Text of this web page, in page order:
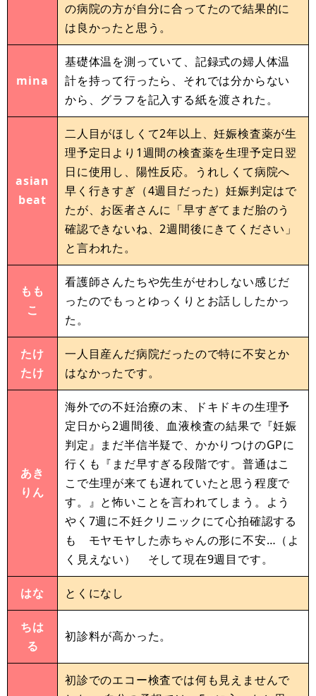
の病院の方が自分に合ってたので結果的に
は良かったと思う。
mina
基礎体温を測っていて、記録式の婦人体温
計を持って行ったら、それでは分からない
から、グラフを記入する紙を渡された。
asian
beat
二人目がほしくて2年以上、妊娠検査薬が生
理予定日より1週間の検査薬を生理予定日翌
日に使用し、陽性反応。うれしくて病院へ
早く行きすぎ（4週目だった）妊娠判定はで
たが、お医者さんに「早すぎてまだ胎のう
確認できないね、2週間後にきてください」
と言われた。
もも
こ
看護師さんたちや先生がせわしない感じだ
ったのでもっとゆっくりとお話ししたかっ
た。
たけ
たけ
一人目産んだ病院だったので特に不安とか
はなかったです。
あき
りん
海外での不妊治療の末、ドキドキの生理予
定日から2週間後、血液検査の結果で『妊娠
判定』まだ半信半疑で、かかりつけのGPに
行くも『まだ早すぎる段階です。普通はこ
こで生理が来ても遅れていたと思う程度で
す。』と怖いことを言われてしまう。よう
やく7週に不妊クリニックにて心拍確認する
も モヤモヤした赤ちゃんの形に不安…（よ
く見えない） そして現在9週目です。
はな とくになし
ちは
る
初診料が高かった。
初診でのエコー検査では何も見えませんで